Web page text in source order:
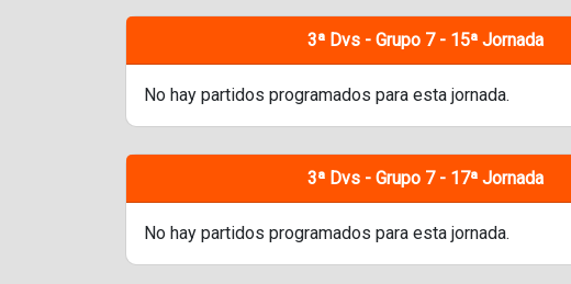
3ª Dvs - Grupo 7 - 15ª Jornada
No hay partidos programados para esta jornada.
3ª Dvs - Grupo 7 - 17ª Jornada
No hay partidos programados para esta jornada.